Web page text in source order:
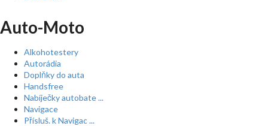
Auto-Moto
Alkohotestery
Autorádia
Doplňky do auta
Handsfree
Nabíječky autobate ...
Navigace
Přísluš. k Navigac ...